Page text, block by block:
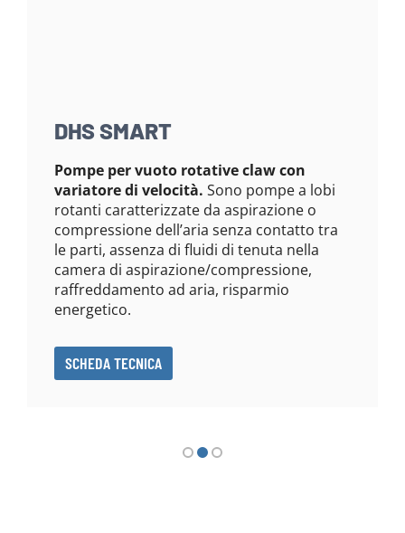
DHS SMART
Pompe per vuoto rotative claw con
variatore di velocità. Sono pompe a lobi
rotanti caratterizzate da aspirazione o
compressione dell’aria senza contatto tra
le parti, assenza di fluidi di tenuta nella
camera di aspirazione/compressione,
raffreddamento ad aria, risparmio
energetico.
SCHEDA TECNICA